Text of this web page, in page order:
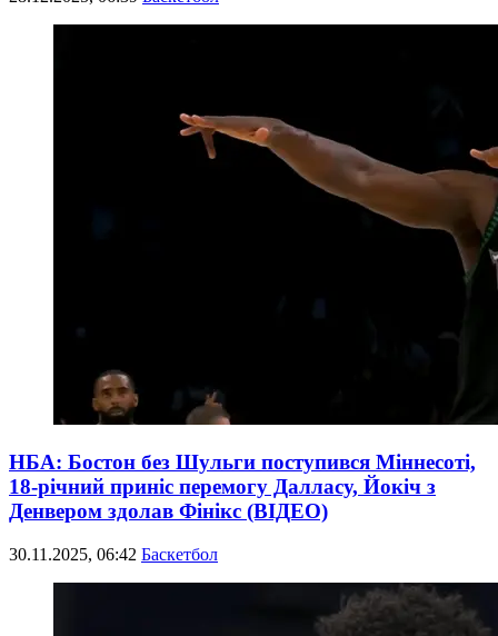
НБА: Бостон без Шульги поступився Міннесоті,
18-річний приніс перемогу Далласу, Йокіч з
Денвером здолав Фінікс (ВІДЕО)
30.11.2025, 06:42 Баскетбол